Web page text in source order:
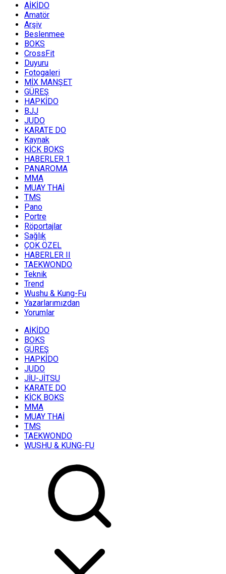
AİKİDO
Amatör
Arşiv
Beslenmee
BOKS
CrossFit
Duyuru
Fotogaleri
MİX MANŞET
GÜREŞ
HAPKİDO
BJJ
JUDO
KARATE DO
Kaynak
KİCK BOKS
HABERLER 1
PANAROMA
MMA
MUAY THAİ
TMS
Pano
Portre
Röportajlar
Sağlık
ÇOK ÖZEL
HABERLER II
TAEKWONDO
Teknik
Trend
Wushu & Kung-Fu
Yazarlarımızdan
Yorumlar
AİKİDO
BOKS
GÜREŞ
HAPKİDO
JUDO
JİU-JİTSU
KARATE DO
KİCK BOKS
MMA
MUAY THAİ
TMS
TAEKWONDO
WUSHU & KUNG-FU